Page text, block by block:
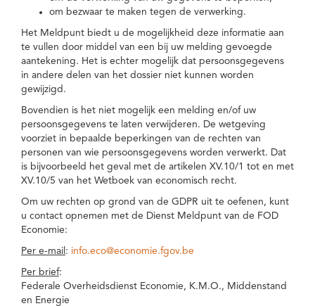
om bezwaar te maken tegen de verwerking.
Het Meldpunt biedt u de mogelijkheid deze informatie aan
te vullen door middel van een bij uw melding gevoegde
aantekening. Het is echter mogelijk dat persoonsgegevens
in andere delen van het dossier niet kunnen worden
gewijzigd.
Bovendien is het niet mogelijk een melding en/of uw
persoonsgegevens te laten verwijderen. De wetgeving
voorziet in bepaalde beperkingen van de rechten van
personen van wie persoonsgegevens worden verwerkt. Dat
is bijvoorbeeld het geval met de artikelen XV.10/1 tot en met
XV.10/5 van het Wetboek van economisch recht.
Om uw rechten op grond van de GDPR uit te oefenen, kunt
u contact opnemen met de Dienst Meldpunt van de FOD
Economie:
Per e-mail : info.eco@economie.fgov.be
Per brief:
Federale Overheidsdienst Economie, K.M.O., Middenstand
en Energie